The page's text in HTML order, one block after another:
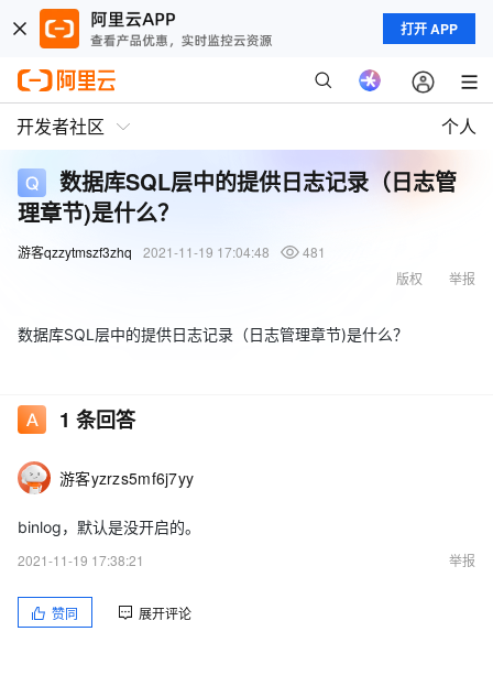
打开 APP
开发者社区 个人
数据库SQL层中的提供日志记录（日志管
理章节)是什么？
游客qzzytmszf3zhq 2021-11-19 17:04:48
481
举报
版权
数据库SQL层中的提供日志记录（日志管理章节)是什么？
1 条回答
游客yzrzs5mf6j7yy
binlog，默认是没开启的。
2021-11-19 17:38:21
举报
赞同 展开评论